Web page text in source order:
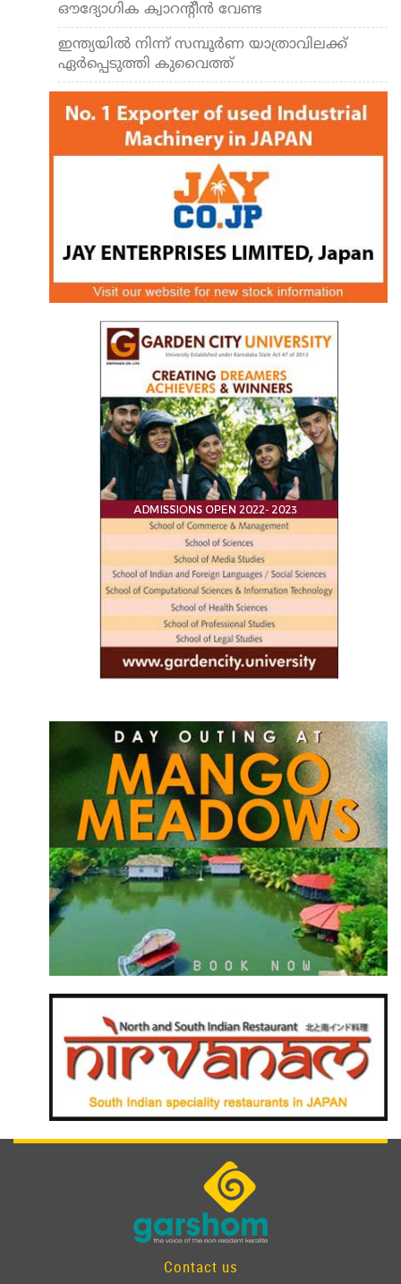
ഔദ്യോഗിക ക്വാറന്റീന്‍ വേണ്ട
ഇന്ത്യയില്‍ നിന്ന് സമ്പൂര്‍ണ യാത്രാവിലക്ക്
ഏര്‍പ്പെടുത്തി കുവൈത്ത്
Contact us